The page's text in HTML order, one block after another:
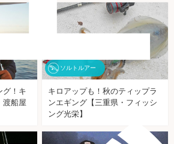
グ！キ
渡船屋
ソルトルアー
キロアップも！秋のティップラ
ンエギング【三重県・フィッシ
ング光栄】